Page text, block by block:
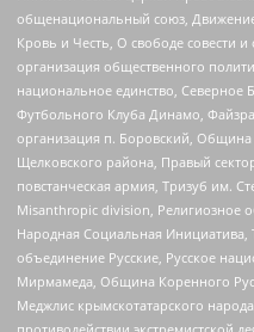
общенациональный союз,
Кровь и Честь, О свободе совести
организация общественного
национальное единство, Северное
Футбольного Клуба Динамо,
организация п. Боровский, Община
Щелковского района, Правый
повстанческая армия, Тризуб им.
Misanthropic division, Религиозное
Народная Социальная Инициатива,
объединение Русские, Русское
Мирмамеда, Община Коренного
Меджлис крымскотатарского